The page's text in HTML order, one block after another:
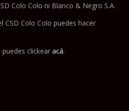
Colo Colo ni Blanco & Negro S.A.
CSD Colo Colo puedes hacer
puedes clickear acá.